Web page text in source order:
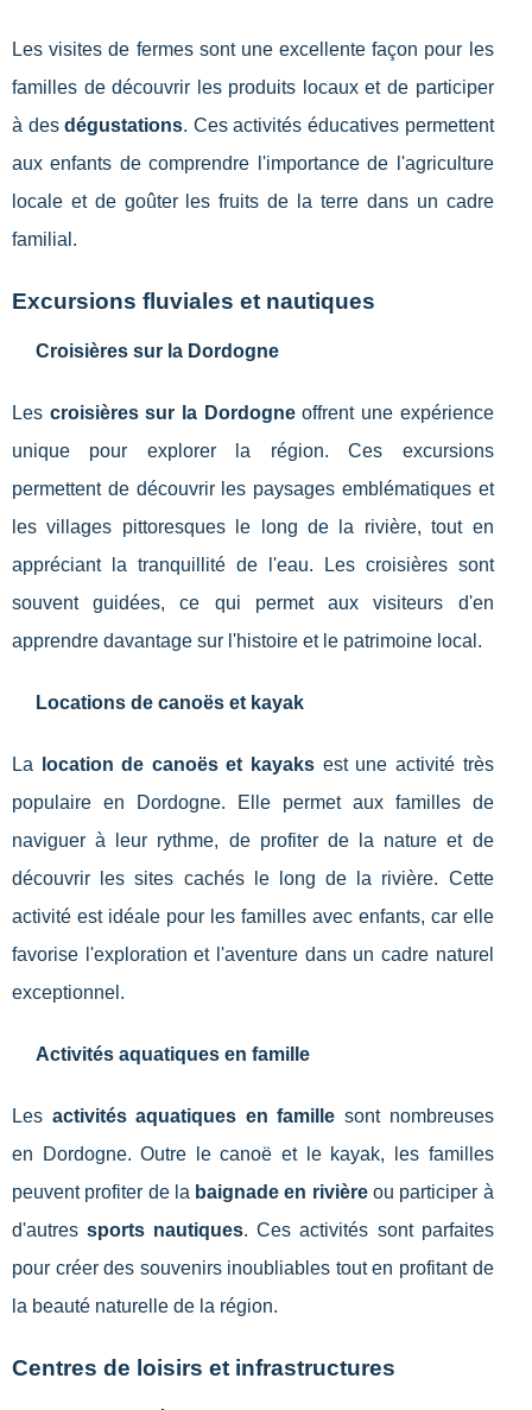
Les visites de fermes sont une excellente façon pour les
familles de découvrir les produits locaux et de participer
à desdégustations. Ces activités éducatives permettent
aux enfants de comprendre l'importance de l'agriculture
locale et de goûter les fruits de la terre dans un cadre
familial.
Excursions fluviales et nautiques
Croisières sur la Dordogne
Les croisières sur la Dordogneoffrent une expérience
unique pour explorer la région. Ces excursions
permettent de découvrir les paysages emblématiques et
les villages pittoresques le long de la rivière, tout en
appréciant la tranquillité de l'eau. Les croisières sont
souvent guidées, ce qui permet aux visiteurs d'en
apprendre davantage sur l'histoire et le patrimoine local.
Locations de canoës et kayak
La location de canoës et kayaks est une activité très
populaire en Dordogne. Elle permet aux familles de
naviguer à leur rythme, de profiter de la nature et de
découvrir les sites cachés le long de la rivière. Cette
activité est idéale pour les familles avec enfants, car elle
favorise l'exploration et l'aventure dans un cadre naturel
exceptionnel.
Activités aquatiques en famille
Les activités aquatiques en famille sont nombreuses
en Dordogne. Outre le canoë et le kayak, les familles
peuvent profiter de la baignade en rivièreou participer à
d'autressports nautiques. Ces activités sont parfaites
pour créer des souvenirs inoubliables tout en profitant de
la beauté naturelle de la région.
Centres de loisirs et infrastructures